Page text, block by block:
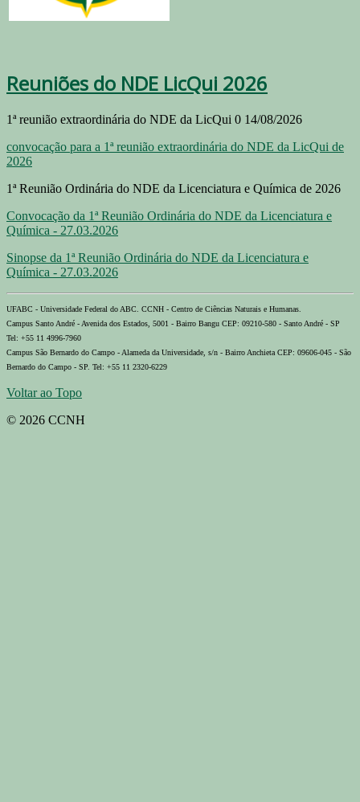
Reuniões do NDE LicQui 2026
1ª reunião extraordinária do NDE da LicQui 0 14/08/2026
convocação para a 1ª reunião extraordinária do NDE da LicQui de
2026
1ª Reunião Ordinária do NDE da Licenciatura e Química de 2026
Convocação da 1ª Reunião Ordinária do NDE da Licenciatura e
Química - 27.03.2026
Sinopse da 1ª Reunião Ordinária do NDE da Licenciatura e
Química - 27.03.2026
UFABC - Universidade Federal do ABC. CCNH - Centro de Ciências Naturais e Humanas.
Campus Santo André - Avenida dos Estados, 5001 - Bairro Bangu CEP: 09210-580 - Santo André - SP
Tel: +55 11 4996-7960
Campus São Bernardo do Campo - Alameda da Universidade, s/n - Bairro Anchieta CEP: 09606-045 - São
Bernardo do Campo - SP. Tel: +55 11 2320-6229
Voltar ao Topo
© 2026 CCNH